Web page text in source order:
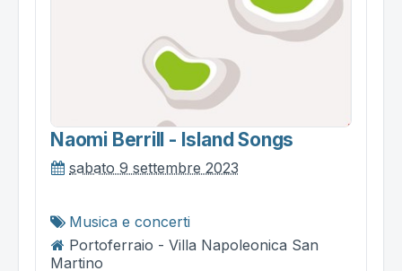
Naomi Berrill - Island Songs
sabato 9 settembre 2023
Musica e concerti
Portoferraio - Villa Napoleonica San
Martino